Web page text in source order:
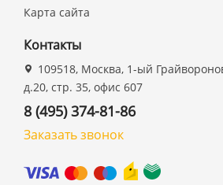
Карта сайта
Контакты
109518, Москва, 1-ый
д.20, стр. 35, офис 607
8 (495) 374-81-86
Заказать звонок